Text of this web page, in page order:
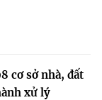
cơ sở nhà, đất
xử lý